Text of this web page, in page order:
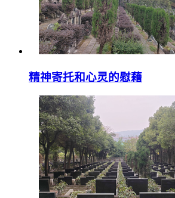
精神寄托和心灵的慰藉